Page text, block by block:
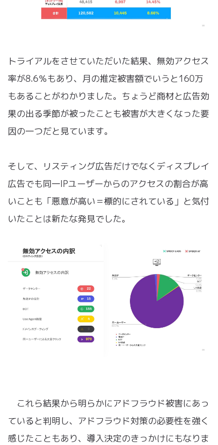
トライアルをさせていただいた結果、無効アクセス
率が8.6％もあり、月の推定被害額でいうと160万
もあることがわかりました。ちょうど商材と広告効
果の出る季節が被ったことも被害が大きくなった要
因の一つだと見ています。
そして、リスティング広告だけでなくディスプレイ
広告でも同一IPユーザーからのアクセスの割合が高
いことも「悪意が高い＝標的にされている」と気付
いたことは新たな発見でした。
これら結果から明らかにアドフラウド被害にあっ
ていると判明し、アドフラウド対策の必要性を強く
感じたこともあり、導入決定のきっかけにもなりま